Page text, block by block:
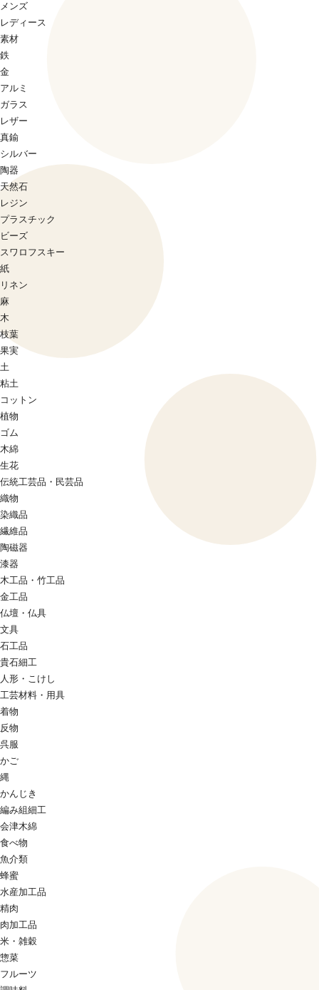
メンズ
レディース
素材
鉄
金
アルミ
ガラス
レザー
真鍮
シルバー
陶器
天然石
レジン
プラスチック
ビーズ
スワロフスキー
紙
リネン
麻
木
枝葉
果実
土
粘土
コットン
植物
ゴム
木綿
生花
伝統工芸品・民芸品
織物
染織品
繊維品
陶磁器
漆器
木工品・竹工品
金工品
仏壇・仏具
文具
石工品
貴石細工
人形・こけし
工芸材料・用具
着物
反物
呉服
かご
縄
かんじき
編み組細工
会津木綿
食べ物
魚介類
蜂蜜
水産加工品
精肉
肉加工品
米・雑穀
惣菜
フルーツ